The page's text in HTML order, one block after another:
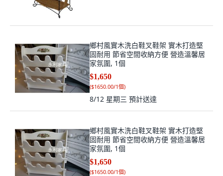
鄉村風實木洗白鞋叉鞋架 實木打造堅
固耐用 節省空間收納方便 營造溫馨居
家氛圍, 1個
$1,650
($1650.00/1個)
8/12 星期三 預計送達
鄉村風實木洗白鞋叉鞋架 實木打造堅
固耐用 節省空間收納方便 營造溫馨居
家氛圍, 1個
$1,650
($1650.00/1個)